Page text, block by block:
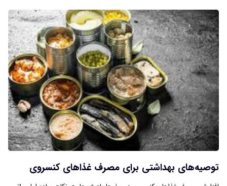
توصیه‌های بهداشتی برای مصرف غذاهای کنسروی